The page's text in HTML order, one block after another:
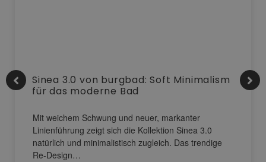
Sinea 3.0 von burgbad: Soft Minimalism
für das moderne Bad
Mit weichem Schwung und neuer, markanter
Linienführung zeigt sich die Kollektion Sinea 3.0
natürlich und minimalistisch zugleich. Das trendige
Re-Design…